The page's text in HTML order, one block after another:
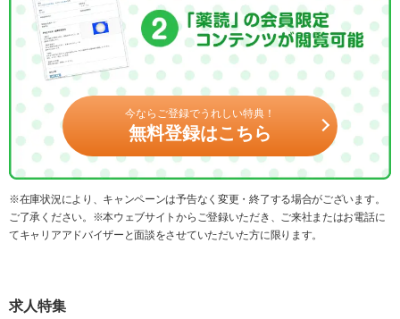
今ならご登録でうれしい特典！
無料登録はこちら
※在庫状況により、キャンペーンは予告なく変更・終了する場合がございます。
ご了承ください。※本ウェブサイトからご登録いただき、ご来社またはお電話に
てキャリアアドバイザーと面談をさせていただいた方に限ります。
求人特集